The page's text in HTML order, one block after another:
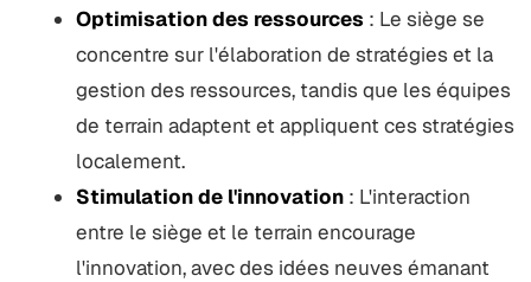
Optimisation des ressources : Le siège se
concentre sur l'élaboration de stratégies et la
gestion des ressources, tandis que les équipes
de terrain adaptent et appliquent ces stratégies
localement.
Stimulation de l'innovation: L'interaction
entre le siège et le terrain encourage
l'innovation, avec des idées neuves émanant